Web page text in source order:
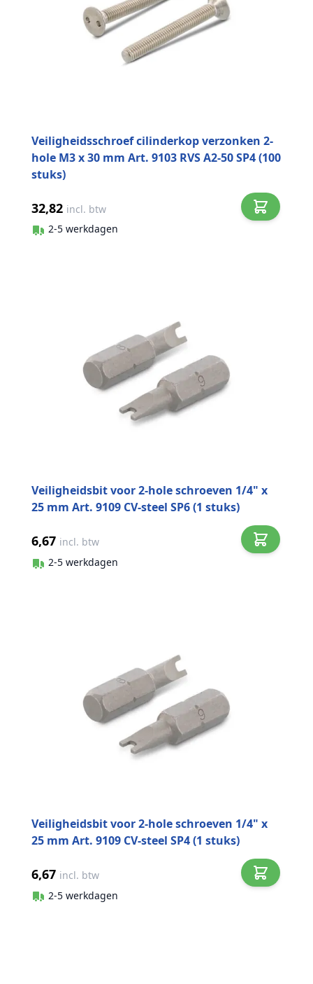
Veiligheidsschroef cilinderkop verzonken 2-
hole M3 x 30 mm Art. 9103 RVS A2-50 SP4 (100
stuks)
32,82 incl. btw
2-5 werkdagen
Veiligheidsbit voor 2-hole schroeven 1/4" x
25 mm Art. 9109 CV-steel SP6 (1 stuks)
6,67 incl. btw
2-5 werkdagen
Veiligheidsbit voor 2-hole schroeven 1/4" x
25 mm Art. 9109 CV-steel SP4 (1 stuks)
6,67 incl. btw
2-5 werkdagen